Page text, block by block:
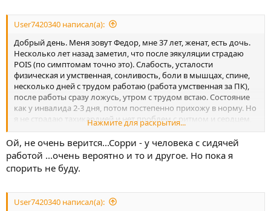
User7420340 написал(а):
Добрый день. Меня зовут Федор, мне 37 лет, женат, есть дочь.
Несколько лет назад заметил, что после эякуляции страдаю
POIS (по симптомам точно это). Слабость, усталости
физическая и умственная, сонливость, боли в мышцах, спине,
несколько дней с трудом работаю (работа умственная за ПК),
после работы сразу ложусь, утром с трудом встаю. Состояние
как у инвалида 2-3 дня, потом постепенно прихожу в норму. Но
я не страдаю тахикардией и нет проблем с ритмом и сердцем,
проверил сердце и все сосуды; также проверил у андролога -
нет простатита и никаких других заболеваний. Нет
остеохондроза.
Нажмите для раскрытия...
Ой, не очень верится...Сорри - у человека с сидячей
работой ...очень вероятно и то и другое. Но пока я
спорить не буду.
User7420340 написал(а):